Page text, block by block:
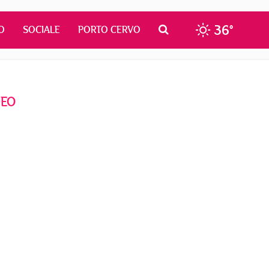
SOCIALE PORTO CERVO 36°